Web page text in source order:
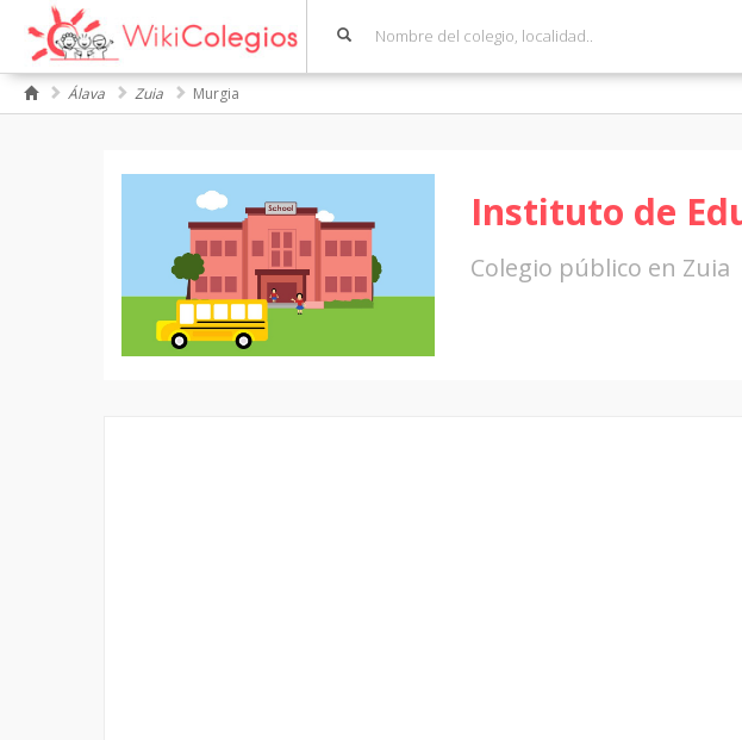
Álava Zuia Murgia
Instituto de
Colegio público en Zuia